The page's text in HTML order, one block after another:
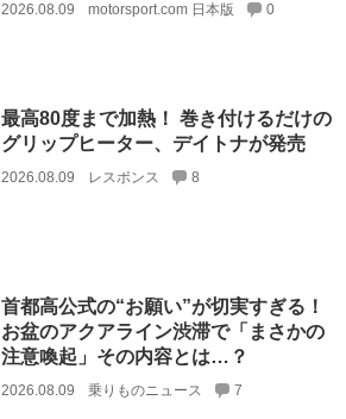
2026.08.09 motorsport.com 日本版 0
最高80度まで加熱！ 巻き付けるだけの
グリップヒーター、デイトナが発売
2026.08.09 レスポンス 8
首都高公式の“お願い”が切実すぎる！
お盆のアクアライン渋滞で「まさかの
注意喚起」その内容とは…？
2026.08.09 乗りものニュース 7